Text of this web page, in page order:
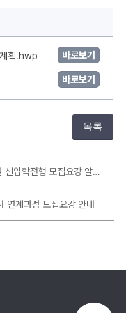
획.hwp 바로보기
바로보기
목록
입학전형 모집요강 알림
연계과정 모집요강 안내